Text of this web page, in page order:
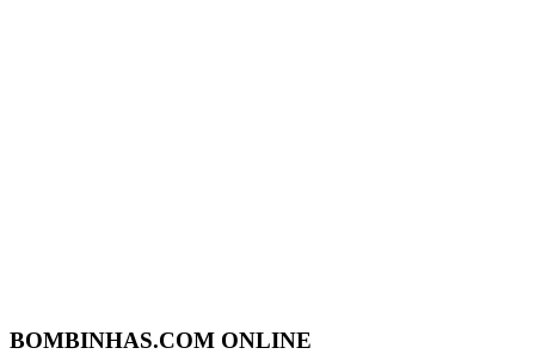
BOMBINHAS.COM ONLINE